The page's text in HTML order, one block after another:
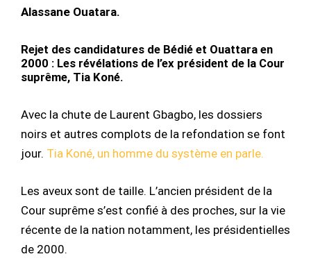
Alassane Ouatara.
Rejet des candidatures de Bédié et Ouattara en
2000 : Les révélations de l’ex président de la Cour
suprême, Tia Koné.
Avec la chute de Laurent Gbagbo, les dossiers
noirs et autres complots de la refondation se font
jour. Tia Koné, un homme du système en parle.
Les aveux sont de taille. L’ancien président de la
Cour suprême s’est confié à des proches, sur la vie
récente de la nation notamment, les présidentielles
de 2000.